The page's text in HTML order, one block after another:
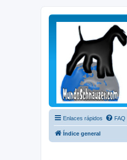
Enlaces rápidos FAQ
Índice general